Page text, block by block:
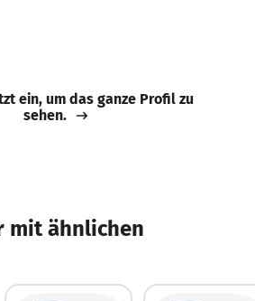
ein, um das ganze Profil zu
sehen.
mit ähnlichen